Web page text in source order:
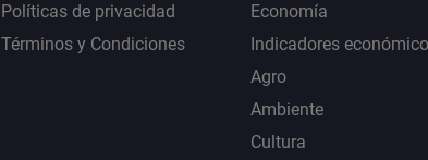
Políticas de privacidad
Términos y Condiciones
Economía
Indicadores
Agro
Ambiente
Cultura